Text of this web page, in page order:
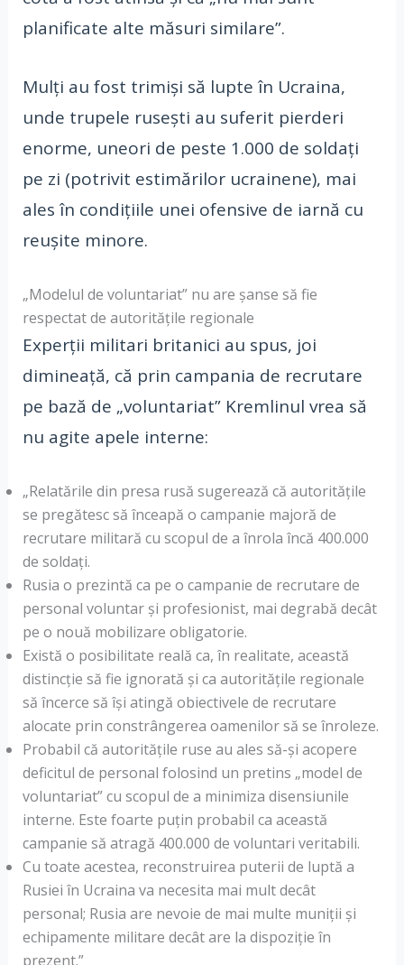
planificate alte măsuri similare”.
Mulți au fost trimiși să lupte în Ucraina,
unde trupele rusești au suferit pierderi
enorme, uneori de peste 1.000 de soldați
pe zi (potrivit estimărilor ucrainene), mai
ales în condițiile unei ofensive de iarnă cu
reușite minore.
„Modelul de voluntariat” nu are șanse să fie
respectat de autoritățile regionale
Experții militari britanici au spus, joi
dimineață, că prin campania de recrutare
pe bază de „voluntariat” Kremlinul vrea să
nu agite apele interne:
„Relatările din presa rusă sugerează că autoritățile
se pregătesc să înceapă o campanie majoră de
recrutare militară cu scopul de a înrola încă 400.000
de soldați.
Rusia o prezintă ca pe o campanie de recrutare de
personal voluntar și profesionist, mai degrabă decât
pe o nouă mobilizare obligatorie.
Există o posibilitate reală ca, în realitate, această
distincție să fie ignorată și ca autoritățile regionale
să încerce să își atingă obiectivele de recrutare
alocate prin constrângerea oamenilor să se înroleze.
Probabil că autoritățile ruse au ales să-și acopere
deficitul de personal folosind un pretins „model de
voluntariat” cu scopul de a minimiza disensiunile
interne. Este foarte puțin probabil ca această
campanie să atragă 400.000 de voluntari veritabili.
Cu toate acestea, reconstruirea puterii de luptă a
Rusiei în Ucraina va necesita mai mult decât
personal; Rusia are nevoie de mai multe muniții și
echipamente militare decât are la dispoziție în
prezent.”